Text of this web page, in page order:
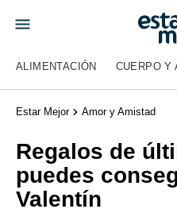
ALIMENTACIÓN CUERPO Y
Estar Mejor Amor y Amistad
Regalos de
puedes
Valentín